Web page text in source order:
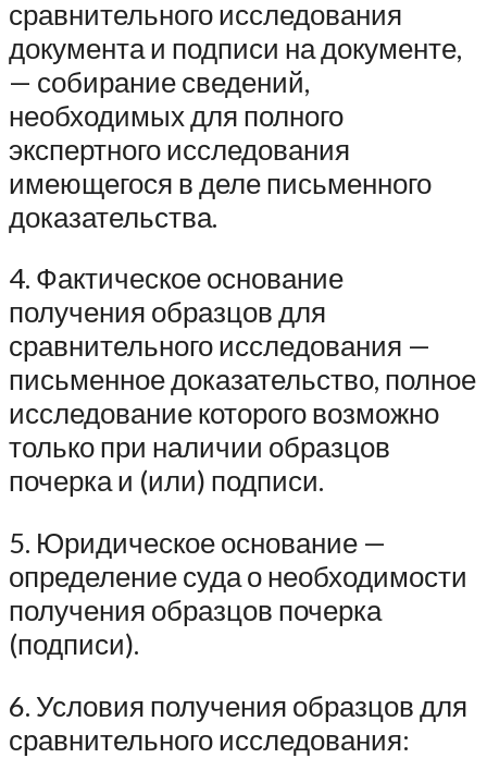
сравнительного исследования
документа и подписи на документе,
— собирание сведений,
необходимых для полного
экспертного исследования
имеющегося в деле письменного
доказательства.
4. Фактическое основание
получения образцов для
сравнительного исследования —
письменное доказательство, полное
исследование которого возможно
только при наличии образцов
почерка и (или) подписи.
5. Юридическое основание —
определение суда о необходимости
получения образцов почерка
(подписи).
6. Условия получения образцов для
сравнительного исследования: